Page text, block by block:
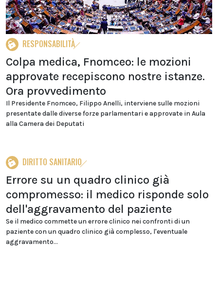
RESPONSABILITÀ
Colpa medica, Fnomceo: le mozioni
approvate recepiscono nostre istanze.
Ora provvedimento
Il Presidente Fnomceo, Filippo Anelli, interviene sulle mozioni
presentate dalle diverse forze parlamentari e approvate in Aula
alla Camera dei Deputati
DIRITTO SANITARIO
Errore su un quadro clinico già
compromesso: il medico risponde solo
dell'aggravamento del paziente
Se il medico commette un errore clinico nei confronti di un
paziente con un quadro clinico già complesso, l'eventuale
aggravamento...